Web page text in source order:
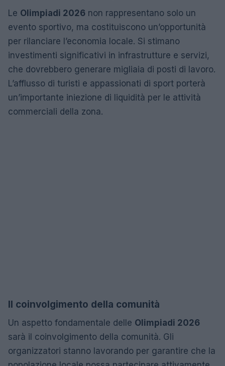
Le Olimpiadi 2026 non rappresentano solo un
evento sportivo, ma costituiscono un’opportunità
per rilanciare l’economia locale. Si stimano
investimenti significativi in infrastrutture e servizi,
che dovrebbero generare migliaia di posti di lavoro.
L’afflusso di turisti e appassionati di sport porterà
un’importante iniezione di liquidità per le attività
commerciali della zona.
Il coinvolgimento della comunità
Un aspetto fondamentale delle Olimpiadi 2026
sarà il coinvolgimento della comunità. Gli
organizzatori stanno lavorando per garantire che la